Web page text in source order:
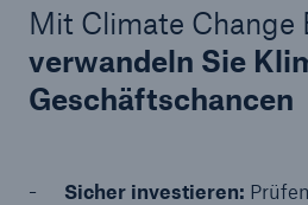
Mit Climate Change
verwandeln Sie
Geschäftschancen
Sicher investieren: